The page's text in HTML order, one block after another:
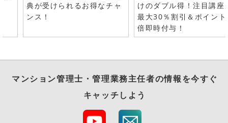
典が受けられるお得なチャ
ンス！
けのダブル得！注目講座
最大30％割引＆ポイン
倍即時付与！
マンション管理士・管理業務主任者の情報を今すぐ
キャッチしよう